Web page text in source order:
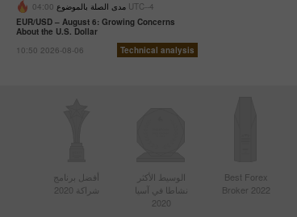
مدى الصلة بالموضوع 04:00 UTC--4
EUR/USD – August 6: Growing Concerns
About the U.S. Dollar
10:50 2026-08-06
Technical analysis
Best Forex
Broker 2022
الوسيط الأكثر
نشاطا في آسيا
2020
أفضل برنامج
شراكة 2020